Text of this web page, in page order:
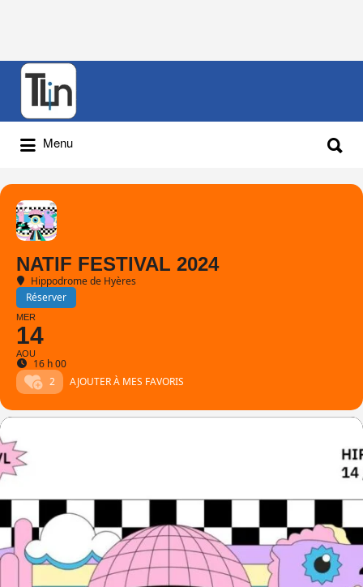
Rechercher
Menu
NATIF FESTIVAL 2024
Hippodrome de Hyères
Réserver
MER
14
AOU
16 h 00
2
AJOUTER À MES FAVORIS